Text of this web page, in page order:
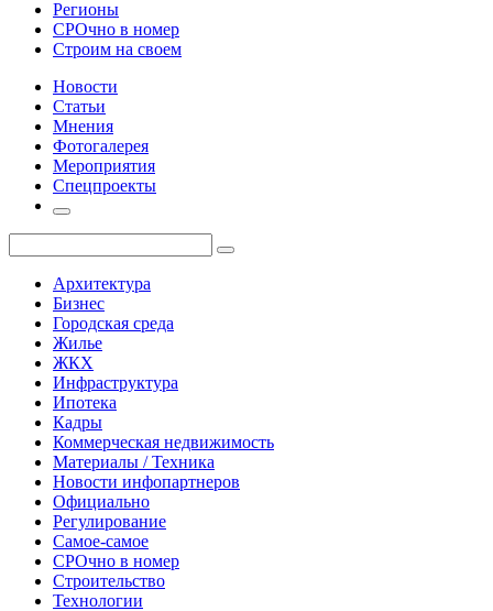
Регионы
СРОчно в номер
Строим на своем
Новости
Статьи
Мнения
Фотогалерея
Мероприятия
Спецпроекты
Архитектура
Бизнес
Городская среда
Жилье
ЖКХ
Инфраструктура
Ипотека
Кадры
Коммерческая недвижимость
Материалы / Техника
Новости инфопартнеров
Официально
Регулирование
Самое-самое
СРОчно в номер
Строительство
Технологии